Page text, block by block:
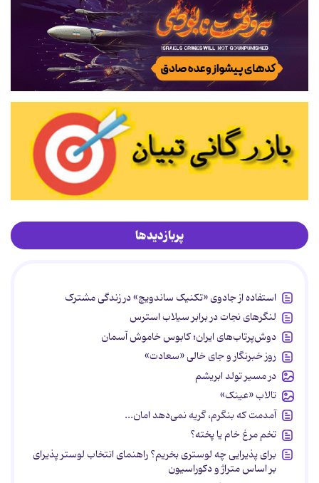
پربازدیدها
استفاده از جادوی «تکنیک ساندویچ» در زندگی مشترک
لنگرهای نجات در برابر سیلاب استرس
دوش‌پرتاب‌های ایران؛ کابوس خاموش آسمان
روز خبرنگار و جای خالی «سعادت»
در مسیر تولد ابریشم
تالاب «عینک»
آمدمت که بنگرم، گریه نمی‌دهد امان...
تخم مرغ خام یا پخته؟
برای پذیرایی چه لوستری بخریم؟ راهنمای انتخاب لوستر پذیرای
بر اساس متراژ و دکوراسیون